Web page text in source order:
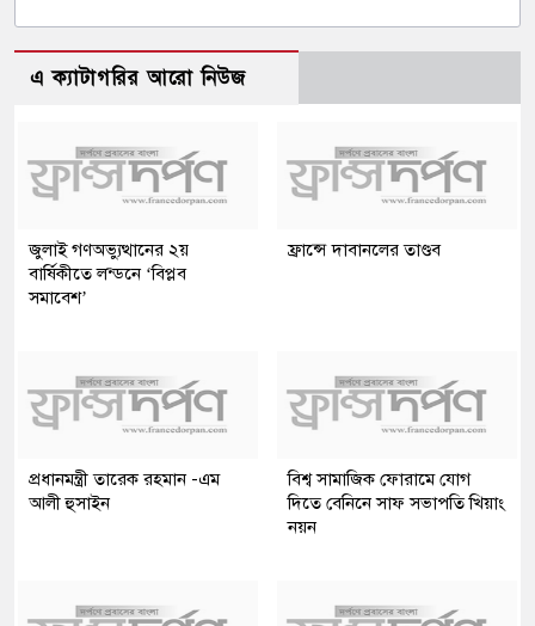
এ ক্যাটাগরির আরো নিউজ
জুলাই গণঅভ্যুত্থানের ২য়
বার্ষিকীতে লন্ডনে ‘বিপ্লব
সমাবেশ’
ফ্রান্সে দাবানলের তাণ্ডব
প্রধানমন্ত্রী তারেক রহমান -এম
আলী হুসাইন
বিশ্ব সামাজিক ফোরামে যোগ
দিতে বেনিনে সাফ সভাপতি খিয়াং
নয়ন